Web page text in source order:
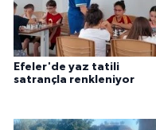
Efeler'de yaz tatili
satrançla renkleniyor